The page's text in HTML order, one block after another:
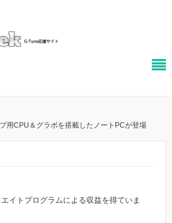
用CPU＆グラボを搭載したノートPCが登場
イトプログラムによる収益を得ていま